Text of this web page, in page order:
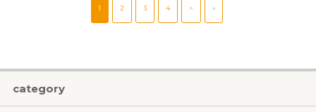
1 2 3 4 > »
category